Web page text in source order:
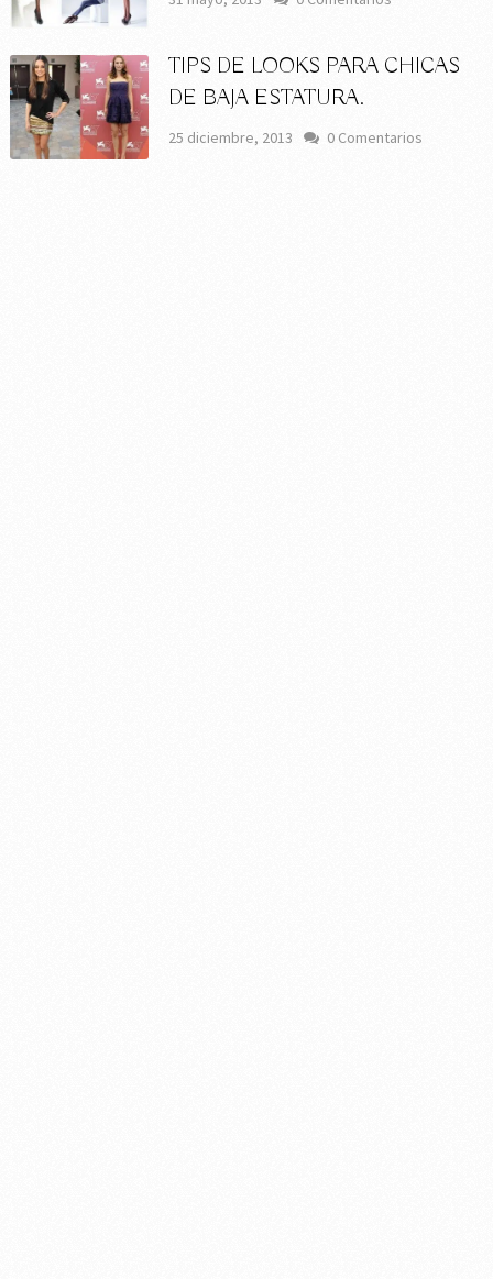
TIPS DE LOOKS PARA CHICAS
DE BAJA ESTATURA.
25 diciembre, 2013 0 Comentarios